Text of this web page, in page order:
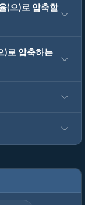
(으)로 압축할
)로 압축하는